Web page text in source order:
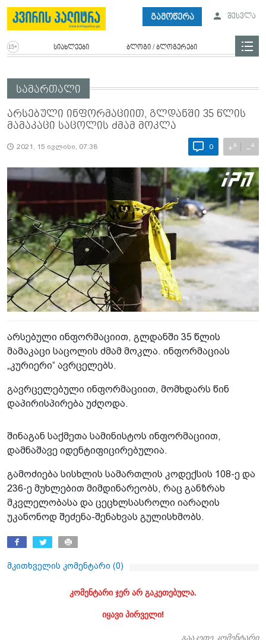
გამოწერა შესვლა
სიახლეები ბლოგი / ბლოგერები
სამართალი
არსებული ინფორმაციით, გლდანში 35 წლის
მამაკაცი საცოლის ძმამ მოკლა
2021, 15 ივლისი, 07:38 0 +A −A
არსებული ინფორმაციით, გლდანში 35 წლის
მამაკაცი საცოლის ძმამ მოკლა. ინფორმაციას
„კურიერი“ ავრცელებს.
გავრცელებული ინფორმაციით, მომხდარს წინ
დაპირისპირება უძღოდა.
შინაგან საქმეთა სამინისტოს ინფორმაციით,
დამნაშავე იდენტიფიცირებულია.
გამოძიება სისხლის სამართლის კოდექსის 108-ე და
236-ე მუხლებით მიმდინარეობს, რაც განზრახ
მკვლელობასა და ცეცხლსასროლი იარაღის
უკანონოდ შეძენა-შენახვას გულისხმობს.
მკითხველის კომენტარი (0)
კომენტარი ჯერ არ გაკეთებულა.
იყავი პირველი!
გააკეთე კომენტარი